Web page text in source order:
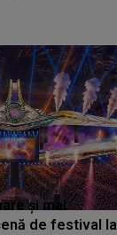
și mai
de festival la